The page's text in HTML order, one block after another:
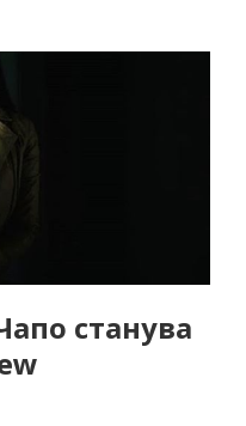
станува